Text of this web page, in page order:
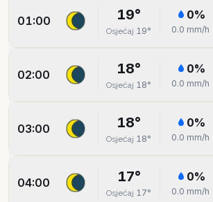
01:00 19°
Osjećaj 19°
0%
0.0 mm/h
02:00 18°
Osjećaj 18°
0%
0.0 mm/h
03:00 18°
Osjećaj 18°
0%
0.0 mm/h
04:00 17°
Osjećaj 17°
0%
0.0 mm/h